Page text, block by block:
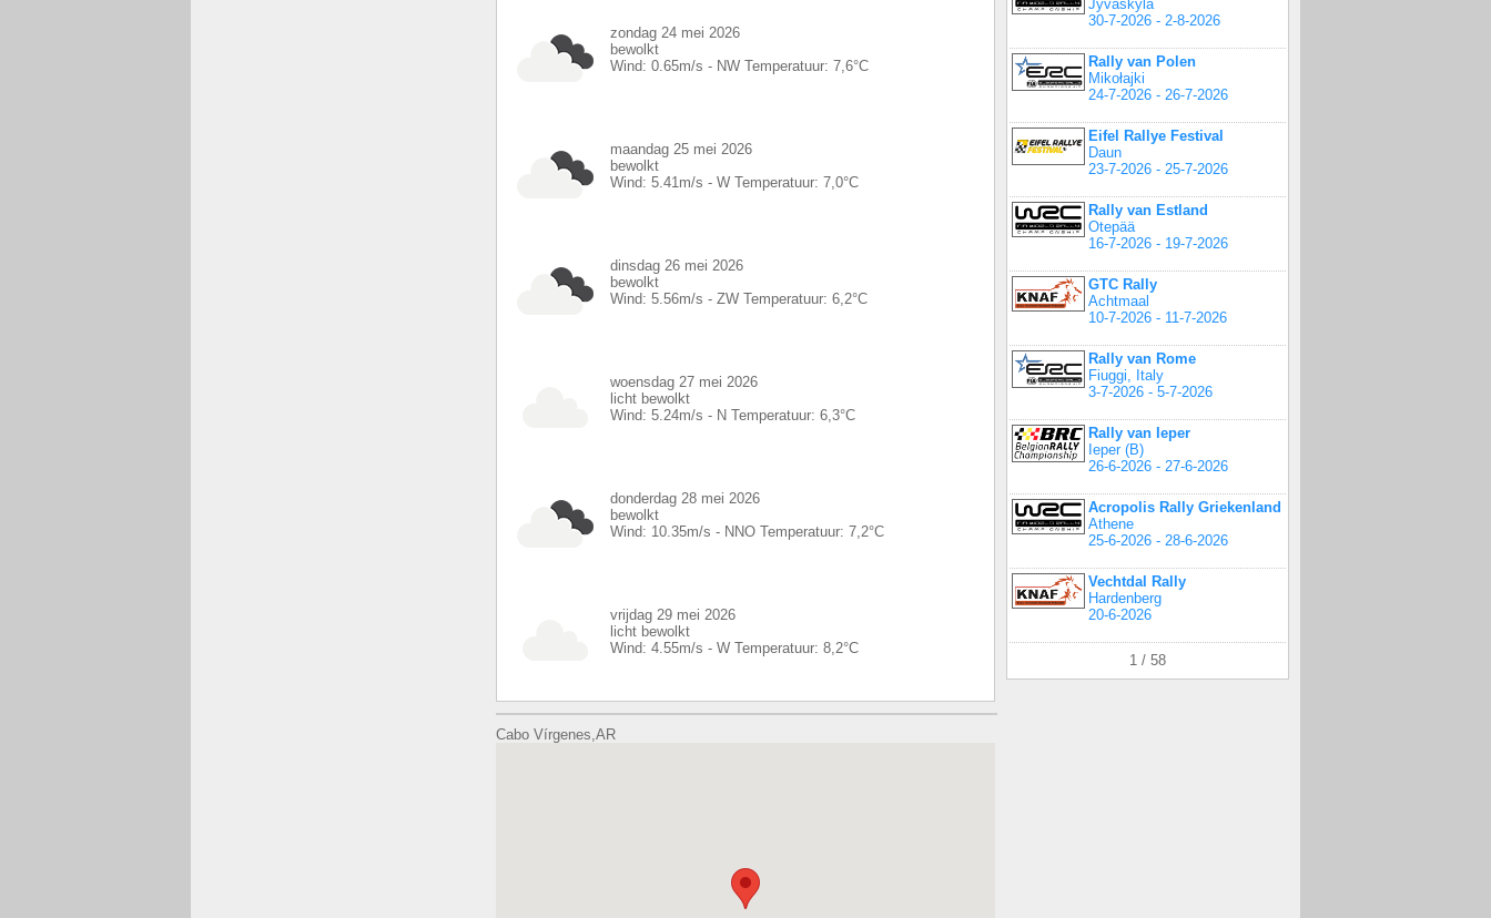
zondag 24 mei 2026
bewolkt
Wind: 0.65m/s - NW Temperatuur: 7,6°C
maandag 25 mei 2026
bewolkt
Wind: 5.41 m/s - W Temperatuur: 7,0°C
dinsdag 26 mei 2026
bewolkt
Wind: 5.56m/s - ZW Temperatuur: 6,2°C
woensdag 27 mei 2026
licht bewolkt
Wind: 5.24m/s - N Temperatuur: 6,3°C
donderdag 28 mei 2026
bewolkt
Wind: 10.35m/s - NNO Temperatuur: 7,2°C
vrijdag 29 mei 2026
licht bewolkt
Wind: 4.55m/s - W Temperatuur: 8,2°C
Cabo Vírgenes,AR
Jyvaskyla
30-7-2026 - 2-8-2026
Rally van Polen
Mikołajki
24-7-2026 - 26-7-2026
Eifel Rallye Festival
Daun
23-7-2026 - 25-7-2026
Rally van Estland
Otepää
16-7-2026 - 19-7-2026
GTC Rally
Achtmaal
10-7-2026 - 11-7-2026
Rally van Rome
Fiuggi, Italy
3-7-2026 - 5-7-2026
Rally van Ieper
Ieper (B)
26-6-2026 - 27-6-2026
Acropolis Rally Griekenland
Athene
25-6-2026 - 28-6-2026
Vechtdal Rally
Hardenberg
20-6-2026
1 / 58